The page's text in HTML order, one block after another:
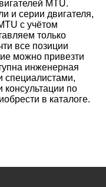
MTU.
и серии двигателя,
с учётом
только
все позиции
можно привезти
инженерная
по
в каталоге.